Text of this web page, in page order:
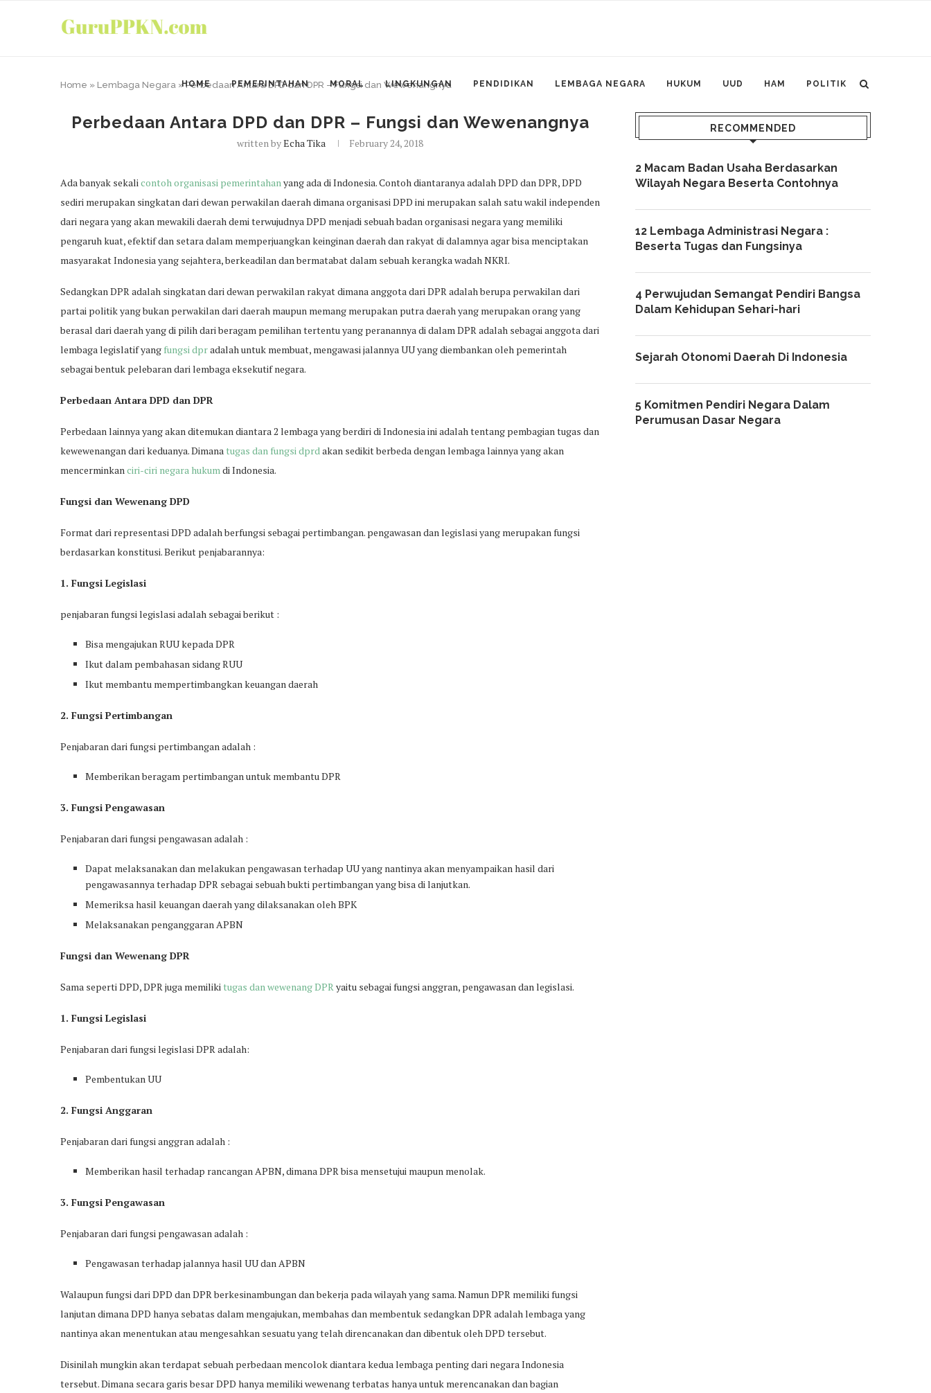
HOME PEMERINTAHAN MORAL LINGKUNGAN PENDIDIKAN LEMBAGA NEGARA HUKUM UUD HAM POLITIK
Home » Lembaga Negara »Perbedaan Antara DPD dan DPR – Fungsi dan Wewenangnya
Perbedaan Antara DPD dan DPR – Fungsi dan Wewenangnya
written byEcha Tika February 24, 2018
Ada banyak sekalicontoh organisasi pemerintahanyang ada di Indonesia. Contoh diantaranya adalah DPD dan DPR, DPD
sediri merupakan singkatan dari dewan perwakilan daerah dimana organisasi DPD ini merupakan salah satu wakil independen
dari negara yang akan mewakili daerah demi terwujudnya DPD menjadi sebuah badan organisasi negara yang memiliki
pengaruh kuat, efektif dan setara dalam memperjuangkan keinginan daerah dan rakyat di dalamnya agar bisa menciptakan
masyarakat Indonesia yang sejahtera, berkeadilan dan bermatabat dalam sebuah kerangka wadah NKRI.
Sedangkan DPR adalah singkatan dari dewan perwakilan rakyat dimana anggota dari DPR adalah berupa perwakilan dari
partai politik yang bukan perwakilan dari daerah maupun memang merupakan putra daerah yang merupakan orang yang
berasal dari daerah yang di pilih dari beragam pemilihan tertentu yang peranannya di dalam DPR adalah sebagai anggota dari
lembaga legislatif yang fungsi dpradalah untuk membuat, mengawasi jalannya UU yang diembankan oleh pemerintah
sebagai bentuk pelebaran dari lembaga eksekutif negara.
Perbedaan Antara DPD dan DPR
Perbedaan lainnya yang akan ditemukan diantara 2 lembaga yang berdiri di Indonesia ini adalah tentang pembagian tugas dan
kewewenangan dari keduanya. Dimanatugas dan fungsi dprdakan sedikit berbeda dengan lembaga lainnya yang akan
mencerminkanciri-ciri negara hukumdi Indonesia.
Fungsi dan Wewenang DPD
Format dari representasi DPD adalah berfungsi sebagai pertimbangan. pengawasan dan legislasi yang merupakan fungsi
berdasarkan konstitusi. Berikut penjabarannya:
1. Fungsi Legislasi
penjabaran fungsi legislasi adalah sebagai berikut :
Bisa mengajukan RUU kepada DPR
Ikut dalam pembahasan sidang RUU
Ikut membantu mempertimbangkan keuangan daerah
2. Fungsi Pertimbangan
Penjabaran dari fungsi pertimbangan adalah :
Memberikan beragam pertimbangan untuk membantu DPR
3. Fungsi Pengawasan
Penjabaran dari fungsi pengawasan adalah :
Dapat melaksanakan dan melakukan pengawasan terhadap UU yang nantinya akan menyampaikan hasil dari
pengawasannya terhadap DPR sebagai sebuah bukti pertimbangan yang bisa di lanjutkan.
Memeriksa hasil keuangan daerah yang dilaksanakan oleh BPK
Melaksanakan penganggaran APBN
Fungsi dan Wewenang DPR
Sama seperti DPD, DPR juga memilikitugas dan wewenang DPRyaitu sebagai fungsi anggran, pengawasan dan legislasi.
1. Fungsi Legislasi
Penjabaran dari fungsi legislasi DPR adalah:
Pembentukan UU
2. Fungsi Anggaran
Penjabaran dari fungsi anggran adalah :
Memberikan hasil terhadap rancangan APBN, dimana DPR bisa mensetujui maupun menolak.
3. Fungsi Pengawasan
Penjabaran dari fungsi pengawasan adalah :
Pengawasan terhadap jalannya hasil UU dan APBN
Walaupun fungsi dari DPD dan DPR berkesinambungan dan bekerja pada wilayah yang sama. Namun DPR memiliki fungsi
lanjutan dimana DPD hanya sebatas dalam mengajukan, membahas dan membentuk sedangkan DPR adalah lembaga yang
nantinya akan menentukan atau mengesahkan sesuatu yang telah direncanakan dan dibentuk oleh DPD tersebut.
Disinilah mungkin akan terdapat sebuah perbedaan mencolok diantara kedua lembaga penting dari negara Indonesia
tersebut. Dimana secara garis besar DPD hanya memiliki wewenang terbatas hanya untuk merencanakan dan bagian
RECOMMENDED
2 Macam Badan Usaha Berdasarkan
Wilayah Negara Beserta Contohnya
12 Lembaga Administrasi Negara :
Beserta Tugas dan Fungsinya
4 Perwujudan Semangat Pendiri Bangsa
Dalam Kehidupan Sehari-hari
Sejarah Otonomi Daerah Di Indonesia
5 Komitmen Pendiri Negara Dalam
Perumusan Dasar Negara